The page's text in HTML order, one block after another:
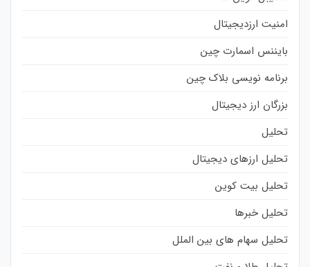
امنیت ارزدیجیتال
بایننس اسمارت چین
برنامه نویسی بلاک چین
بزرگان ارز دیجیتال
تحلیل
تحلیل ارزهای دیجیتال
تحلیل بیت کوین
تحلیل خبرها
تحلیل سهام های بین الملل